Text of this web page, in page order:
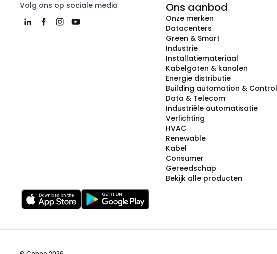
Volg ons op sociale media Ons aanbod
Onze merken
Datacenters
Green & Smart
Industrie
Installatiemateriaal
Kabelgoten & kanalen
Energie distributie
Building automation & Control
Data & Telecom
Industriële automatisatie
Verlichting
HVAC
Renewable
Kabel
Consumer
Gereedschap
Bekijk alle producten